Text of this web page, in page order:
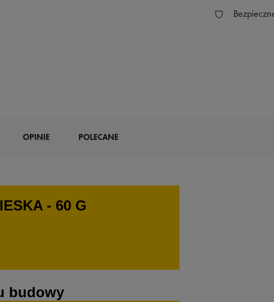
OPINIE POLECANE
- 60 G
budowy